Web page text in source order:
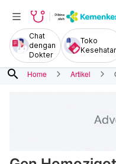
Chat
dengan
Dokter
Toko
search Home Artikel